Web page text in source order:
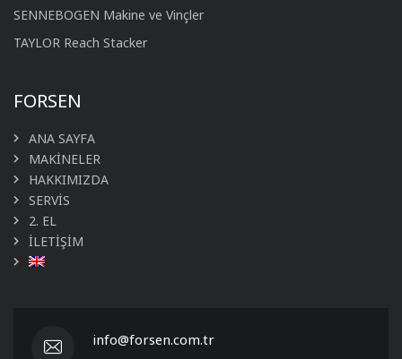
SENNEBOGEN Makine ve Vinçler
TAYLOR Reach Stacker
FORSEN
ANA SAYFA
MAKİNELER
HAKKIMIZDA
SERVİS
2. EL
İLETİŞİM
info@forsen.com.tr